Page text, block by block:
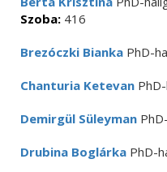
Szoba: 416
Brezóczki Bianka PhD-
Chanturia Ketevan
Demirgül Süleyman
Drubina Boglárka PhD-